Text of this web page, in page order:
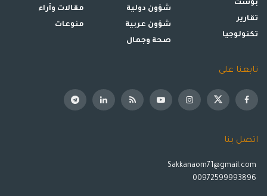
بوست
تقارير
تكنولوجيا
شؤون دولية
شؤون عربية
صحة وجمال
مقالات وأراء
منوعات
تابعنا على
اتصل بنا
Sakkanaom71@gmail.com